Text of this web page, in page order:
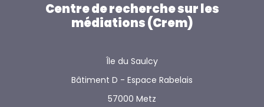
Centre de recherche sur les
médiations (Crem)
Île du Saulcy
Bâtiment D - Espace Rabelais
57000 Metz